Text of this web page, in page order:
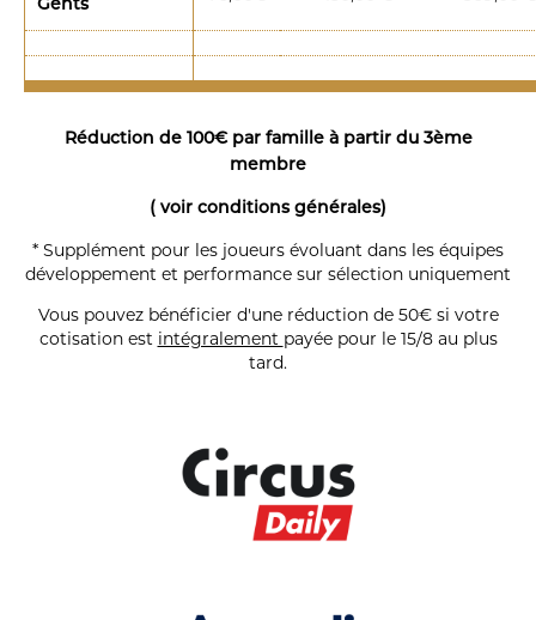
Gents
Réduction de 100€ par famille à partir du 3ème
membre
( voir conditions générales)
* Supplément pour les joueurs évoluant dans les équipes
développement et performance sur sélection uniquement
Vous pouvez bénéficier d'une réduction de 50€ si votre
cotisation est intégralement payée pour le 15/8 au plus
tard.